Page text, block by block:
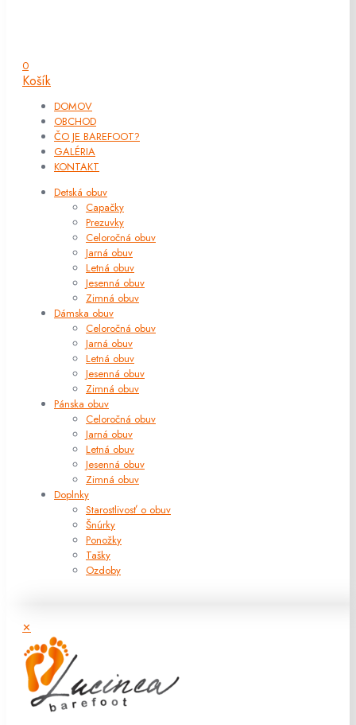
0
Košík
DOMOV
OBCHOD
ČO JE BAREFOOT?
GALÉRIA
KONTAKT
Detská obuv
Capačky
Prezuvky
Celoročná obuv
Jarná obuv
Letná obuv
Jesenná obuv
Zimná obuv
Dámska obuv
Celoročná obuv
Jarná obuv
Letná obuv
Jesenná obuv
Zimná obuv
Pánska obuv
Celoročná obuv
Jarná obuv
Letná obuv
Jesenná obuv
Zimná obuv
Doplnky
Starostlivosť o obuv
Šnúrky
Ponožky
Tašky
Ozdoby
✕